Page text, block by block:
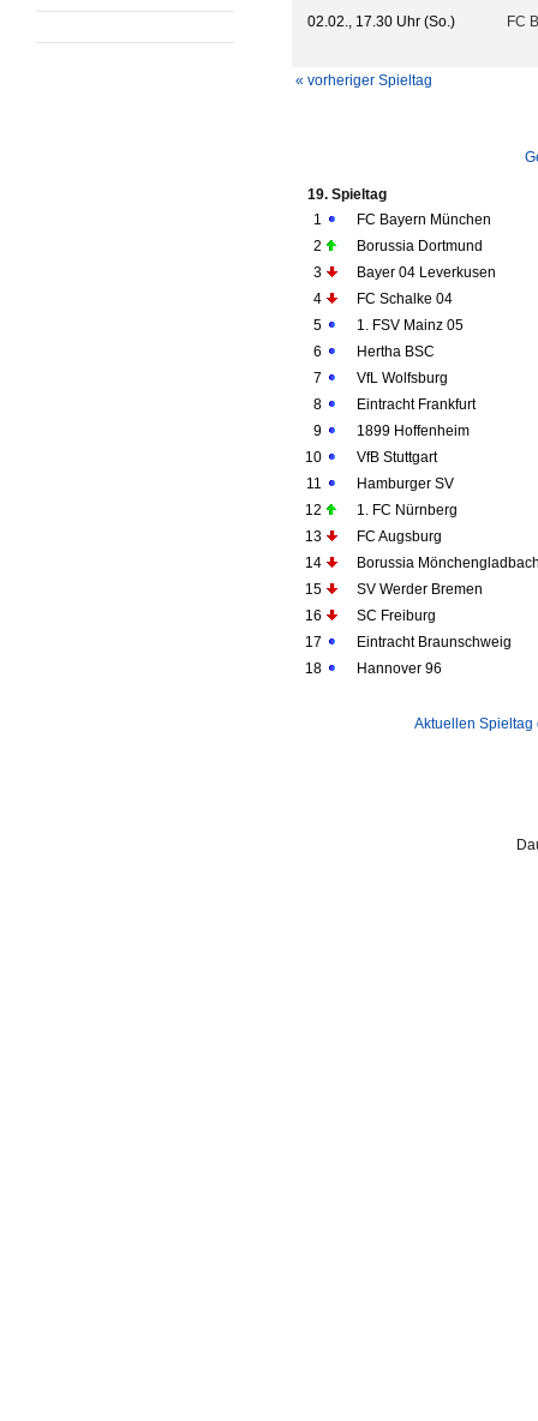
02.02., 17.30 Uhr (So.)
FC
« vorheriger Spieltag
19. Spieltag
1
FC Bayern München
2
Borussia Dortmund
3
Bayer 04 Leverkusen
4
FC Schalke 04
5
1. FSV Mainz 05
6
Hertha BSC
7
VfL Wolfsburg
8
Eintracht Frankfurt
9
1899 Hoffenheim
10
VfB Stuttgart
11
Hamburger SV
12
1. FC Nürnberg
13
FC Augsburg
14
Borussia
15
SV Werder Bremen
16
SC Freiburg
17
Eintracht Braunschweig
18
Hannover 96
Aktuellen Spieltag